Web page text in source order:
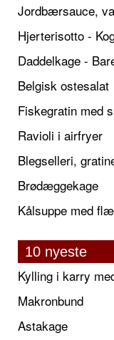
Jordbærsauce,
Hjerterisotto -
Daddelkage -
Belgisk ostesalat
Fiskegratin med
Ravioli i airfryer
Blegselleri,
Brødæggekage
Kålsuppe med
10 nyeste
Kylling i karry
Makronbund
Astakage